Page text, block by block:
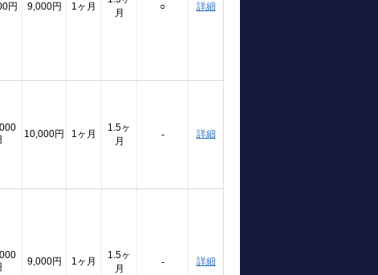
円 9,000円 1ヶ月
月
○ 詳細
10,000円 1ヶ月
1.5ヶ
月
- 詳細
9,000円 1ヶ月
1.5ヶ
月
- 詳細